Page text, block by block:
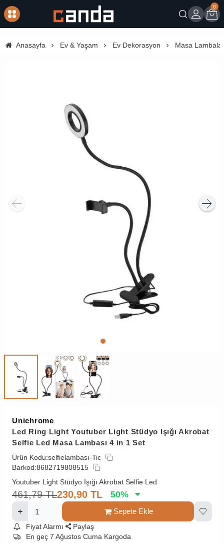
Giriş
0
Anasayfa Ev & Yaşam Ev Dekorasyon Masa
Unichrome
Led Ring Light Youtuber Light Stüdyo Işığı Akrobat
Selfie Led Masa Lambası 4 in 1 Set
Ürün Kodu:selfielambası-Tic
Barkod:8682719808515
Youtuber Light Stüdyo Işığı Akrobat Selfie Led
461,79 TL230,90 TL 50%
Sepete Ekle
Fiyat Alarmı
Paylaş
En geç 7 Ağustos Cuma Kargoda